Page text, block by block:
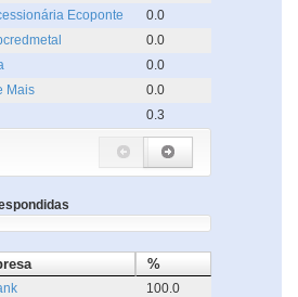
Ecoponte
0.0
0.0
0.0
Mais
0.0
0.3
%
100.0